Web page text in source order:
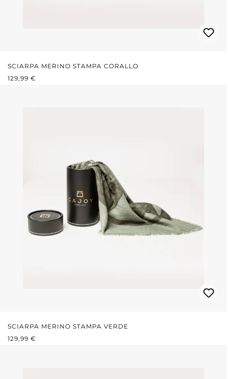
SCIARPA MERINO STAMPA CORALLO
PREZZO NORMALE:
129,99 €
SCIARPA MERINO STAMPA VERDE
PREZZO NORMALE:
129,99 €